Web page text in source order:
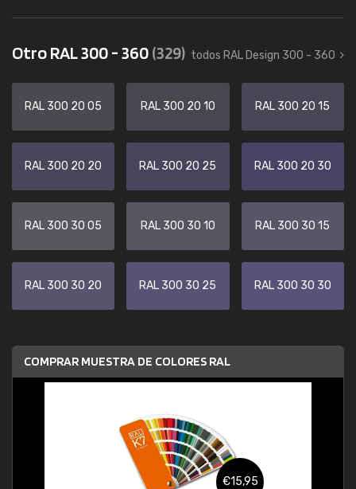
Otro RAL 300 - 360(329) todos RAL Design 300 - 360
RAL 300 20 05 RAL 300 20 10 RAL 300 20 15
RAL 300 20 20 RAL 300 20 25 RAL 300 20 30
RAL 300 30 05 RAL 300 30 10 RAL 300 30 15
RAL 300 30 20 RAL 300 30 25 RAL 300 30 30
COMPRAR MUESTRA DE COLORES RAL
€15,95